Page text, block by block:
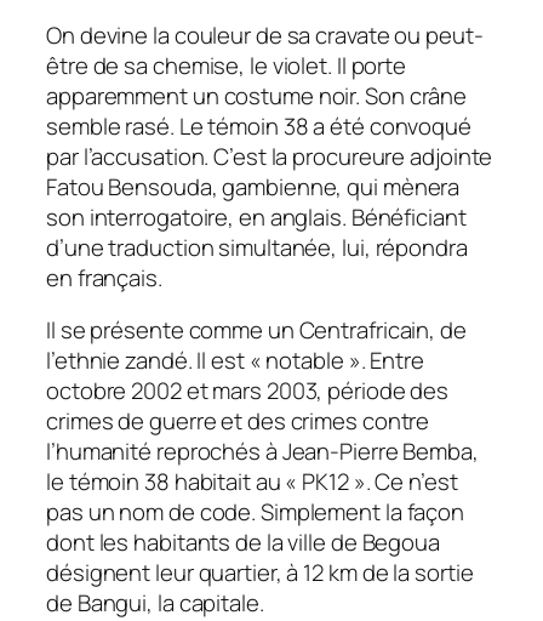
On devine la couleur de sa cravate ou peut-
être de sa chemise, le violet. Il porte
apparemment un costume noir. Son crâne
semble rasé. Le témoin 38 a été convoqué
par l’accusation. C’est la procureure adjointe
Fatou Bensouda, gambienne, qui mènera
son interrogatoire, en anglais. Bénéficiant
d’une traduction simultanée, lui, répondra
en français.
Il se présente comme un Centrafricain, de
l’ethnie zandé. Il est « notable ». Entre
octobre 2002 et mars 2003, période des
crimes de guerre et des crimes contre
l’humanité reprochés à Jean-Pierre Bemba,
le témoin 38 habitait au « PK12 ». Ce n’est
pas un nom de code. Simplement la façon
dont les habitants de la ville de Begoua
désignent leur quartier, à 12 km de la sortie
de Bangui, la capitale.